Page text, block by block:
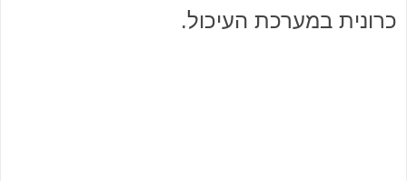
כרונית במערכת העיכול.